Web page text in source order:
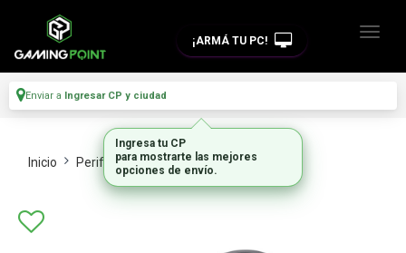
¡ARMÁ TU PC!
Enviar a Ingresar CP y ciudad
Inicio Perifericos Auriculares
Ingresa tu CP
para mostrarte las mejores
opciones de envío.